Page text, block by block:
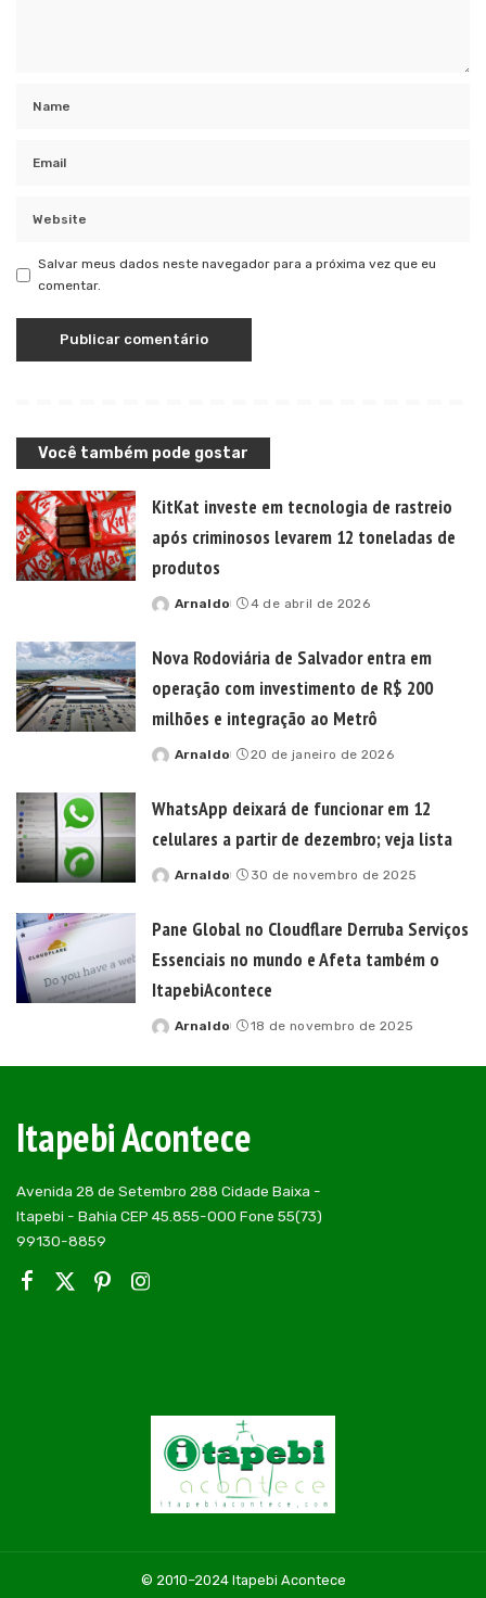
Salvar meus dados neste navegador para a próxima vez que eu
comentar.
Você também pode gostar
KitKat investe em tecnologia de rastreio
após criminosos levarem 12 toneladas de
produtos
Posted
Arnaldo 4 de abril de 2026
Nova Rodoviária de Salvador entra em
operação com investimento de R$ 200
milhões e integração ao Metrô
Posted
Arnaldo 20 de janeiro de 2026
WhatsApp deixará de funcionar em 12
celulares a partir de dezembro; veja lista
Posted
Arnaldo 30 de novembro de 2025
Pane Global no Cloudflare Derruba Serviços
Essenciais no mundo e Afeta também o
ItapebiAcontece
Posted
Arnaldo 18 de novembro de 2025
Itapebi Acontece
Avenida 28 de Setembro 288 Cidade Baixa -
Itapebi - Bahia CEP 45.855-000 Fone 55(73)
99130-8859
© 2010–2024 Itapebi Acontece